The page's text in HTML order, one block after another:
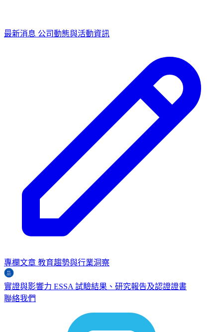
最新消息 公司動態與活動資訊
專欄文章 教育趨勢與行業洞察
實證與影響力 ESSA 試驗結果、研究報告及認證證書
聯絡我們